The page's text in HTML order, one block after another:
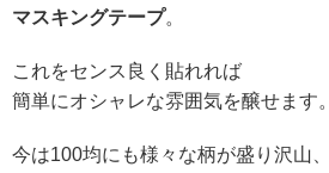
マスキングテープ。
これをセンス良く貼れれば
簡単にオシャレな雰囲気を醸せます。
今は100均にも様々な柄が盛り沢山、